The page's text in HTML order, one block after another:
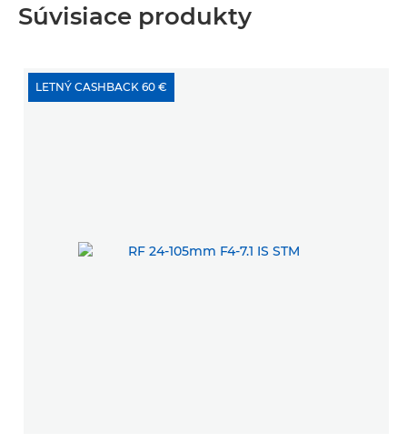
Súvisiace produkty
LETNÝ CASHBACK 60 €